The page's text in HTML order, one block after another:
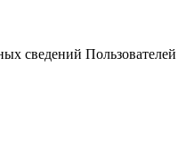
сведений Пользователей